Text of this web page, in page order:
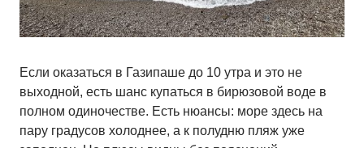
Если оказаться в Газипаше до 10 утра и это не
выходной, есть шанс купаться в бирюзовой воде в
полном одиночестве. Есть нюансы: море здесь на
пару градусов холоднее, а к полудню пляж уже